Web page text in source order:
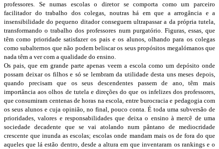
professores. Se numas escolas o diretor se comporta como um parceiro
facilitador do trabalho dos colegas, noutras há em que a arrogância e a
insensibilidade do pequeno ditador conseguem ultrapassar a da própria tutela,
transformando o trabalho dos professores num purgatório. Figuras, essas, que
têm como prioridade satisfazer os pais e os alunos, olhando para os colegas
como subalternos que não podem beliscar os seus propósitos megalómanos que
nada têm a ver com a qualidade do ensino.
Os pais, que em grande parte apenas veem a escola como um depósito onde
possam deixar os filhos e só se lembram da utilidade desta uns meses depois,
quando precisam que os seus descendentes passem de ano, têm mais
importância aos olhos de tutela e direções do que os infelizes dos professores,
que consumiram centenas de horas na escola, entre burocracia e pedagogia com
os seus alunos e cuja opinião, no final, pouco conta. É toda uma subversão de
prioridades, valores e responsabilidades que deixa o ensino à mercê de uma
sociedade decadente que se vai atolando num pântano de mediocridade
crescente que inunda as escolas; escolas onde mandam mais os de fora do que
aqueles que lá estão dentro, desde a altura em que inventaram os rankings e o